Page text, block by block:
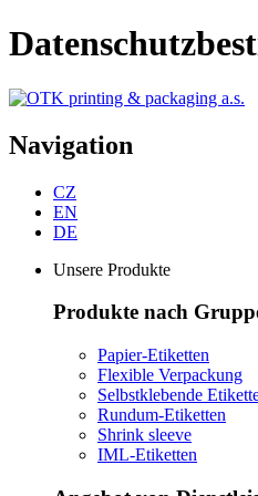
Navigation
CZ
EN
DE
Unsere Produkte
Produkte nach
Papier-Etiketten
Flexible Verpackung
Selbstklebende
Rundum-Etiketten
Shrink sleeve
IML-Etiketten